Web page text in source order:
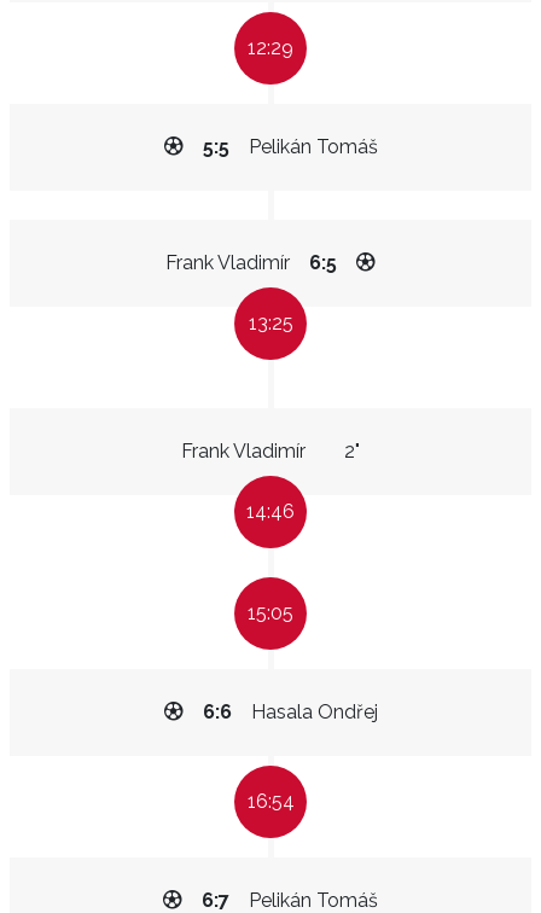
12:29
Pelikán Tomáš
5:5
Frank Vladimír 6:5
13:25
Frank Vladimír 2"
14:46
15:05
Hasala Ondřej
6:6
16:54
Pelikán Tomáš
6:7